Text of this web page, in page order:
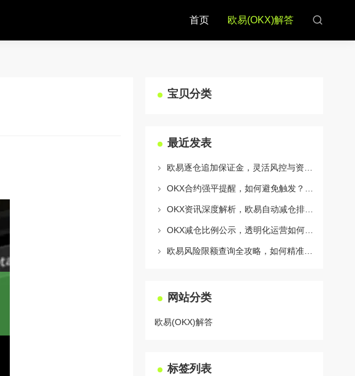
首页 欧易(OKX)解答
宝贝分类
最近发表
网站分类
欧易(OKX)解答
标签列表